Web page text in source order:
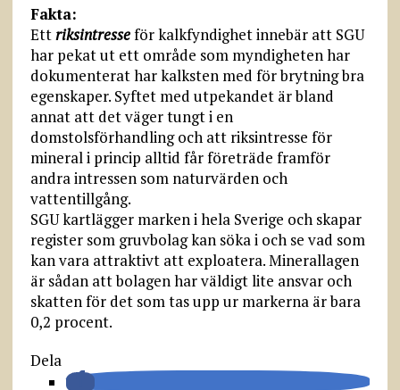
Fakta:
Ettriksintresseför kalkfyndighet innebär att SGU
har pekat ut ett område som myndigheten har
dokumenterat har kalksten med för brytning bra
egenskaper. Syftet med utpekandet är bland
annat att det väger tungt i en
domstolsförhandling och att riksintresse för
mineral i princip alltid får företräde framför
andra intressen som naturvärden och
vattentillgång.
SGU kartlägger marken i hela Sverige och skapar
register som gruvbolag kan söka i och se vad som
kan vara attraktivt att exploatera. Minerallagen
är sådan att bolagen har väldigt lite ansvar och
skatten för det som tas upp ur markerna är bara
0,2 procent.
Dela